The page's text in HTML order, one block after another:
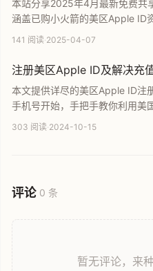
本站分享2025年4月最新免费共
涵盖已购小火箭的美区Apple ID
号，支持小火箭账号购买与美区
质推荐。
141 阅读·2025-04-07
注册美区Apple ID及解决充
本文提供详尽的美区Apple ID注
手机号开始，手把手教你利用美
请。内容涵盖规避消费税技巧、
303 阅读·2024-10-15
评论 0 条
暂无评论，来